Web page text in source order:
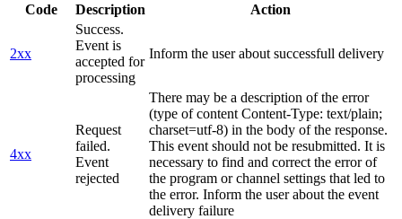
Code Description Action
2xx
Success.
Event is
accepted for
processing
Inform the user about successfull delivery
4xx
Request
failed.
Event
rejected
There may be a description of the error
(type of content Content-Type: text/plain;
charset=utf-8) in the body of the response.
This event should not be resubmitted. It is
necessary to find and correct the error of
the program or channel settings that led to
the error. Inform the user about the event
delivery failure